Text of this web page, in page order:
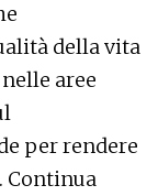
della vita
aree
per rendere
Continua